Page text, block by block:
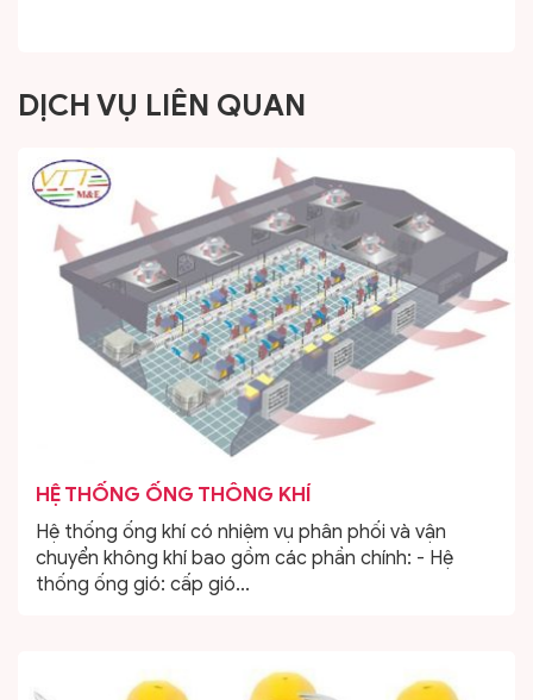
DỊCH VỤ LIÊN QUAN
HỆ THỐNG ỐNG THÔNG KHÍ
Hệ thống ống khí có nhiệm vụ phân phối và vận
chuyển không khí bao gồm các phần chính: - Hệ
thống ống gió: cấp gió...